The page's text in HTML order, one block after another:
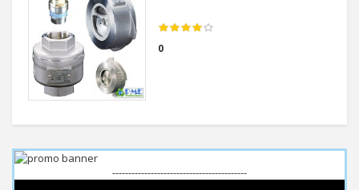
0
------------------------------------------